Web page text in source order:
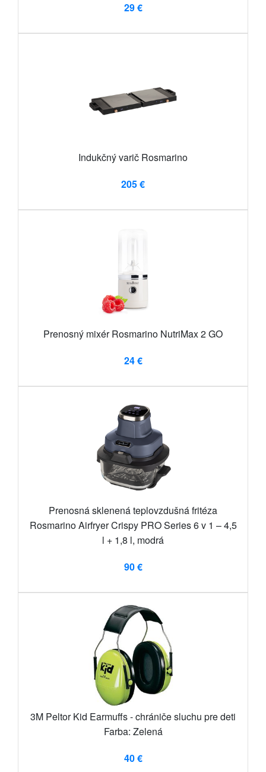
29 €
Indukčný varič Rosmarino
205 €
Prenosný mixér Rosmarino NutriMax 2 GO
24 €
Prenosná sklenená teplovzdušná fritéza
Rosmarino Airfryer Crispy PRO Series 6 v 1 – 4,5
l + 1,8 l, modrá
90 €
3M Peltor Kid Earmuffs - chrániče sluchu pre deti
Farba: Zelená
40 €